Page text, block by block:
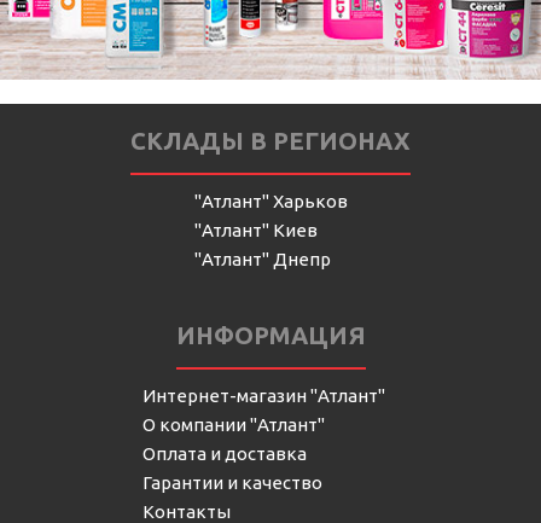
СКЛАДЫ В РЕГИОНАХ
"Атлант" Харьков
"Атлант" Киев
"Атлант" Днепр
ИНФОРМАЦИЯ
Интернет-магазин "Атлант"
О компании "Атлант"
Оплата и доставка
Гарантии и качество
Контакты